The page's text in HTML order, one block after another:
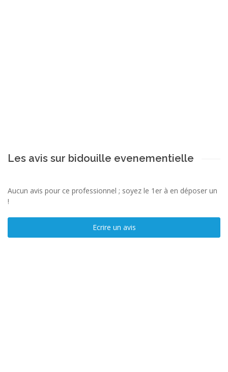
Les avis sur bidouille evenementielle
Aucun avis pour ce professionnel ; soyez le 1er à en déposer un
!
Ecrire un avis